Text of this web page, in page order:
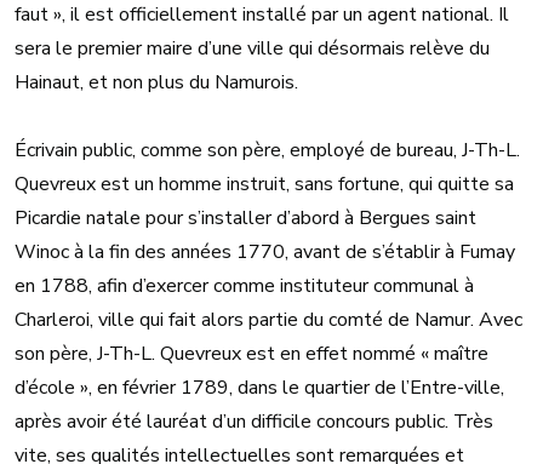
faut », il est officiellement installé par un agent national. Il
sera le premier maire d’une ville qui désormais relève du
Hainaut, et non plus du Namurois.
Écrivain public, comme son père, employé de bureau, J-Th-L.
Quevreux est un homme instruit, sans fortune, qui quitte sa
Picardie natale pour s’installer d’abord à Bergues saint
Winoc à la fin des années 1770, avant de s’établir à Fumay
en 1788, afin d’exercer comme instituteur communal à
Charleroi, ville qui fait alors partie du comté de Namur. Avec
son père, J-Th-L. Quevreux est en effet nommé « maître
d’école », en février 1789, dans le quartier de l’Entre-ville,
après avoir été lauréat d’un difficile concours public. Très
vite, ses qualités intellectuelles sont remarquées et